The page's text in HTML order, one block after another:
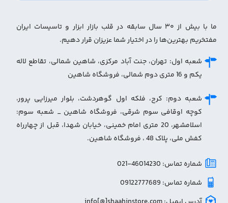
ما با بیش از ۳۰ سال سابقه در قلب بازار ابزار و تاسیسات ایران
مفتخریم بهترین‌ها را در اختیار شما عزیزان قرار دهیم.
شعبه اول: تهران، جنت آباد مرکزی، شاهین شمالی، تقاطع لاله
یکم و 16 متری دوم شمالی، فروشگاه شاهین
شعبه دوم: کرج، فلکه اول گوهردشت، بلوار میرزایی پرور،
کوچه اوقافی سوم شرقی، فروشگاه شاهین _ شعبه سوم:
اسلامشهر، 20 متری امام خمینی، خیابان شهدا، قبل از چهارراه
کفش ملی، پلاک 48 ، فروشگاه شاهین.
شماره تماس: 46014230-021
شماره تماس: 09122777689